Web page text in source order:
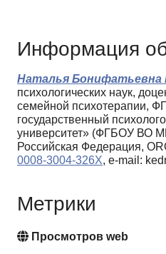
Информация
Наталья Бонифатьевна
психологических наук,
семейной психотерапии,
государственный
университет» (ФГБОУ ВО
Российская Федерация,
0008-3004-326X, e-mail:
Метрики
Просмотров web